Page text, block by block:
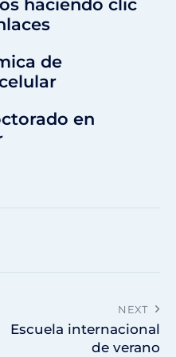
haciendo clic
de
en
NEXT
Escuela internacional
de verano